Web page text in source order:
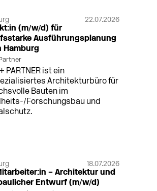
22.07.2026
(m/w/d) für
Ausführungsplanung
Hamburg
PARTNER ist ein
Architekturbüro für
Bauten im
Forschungsbau und
18.07.2026
– Architektur und
Entwurf (m/w/d)